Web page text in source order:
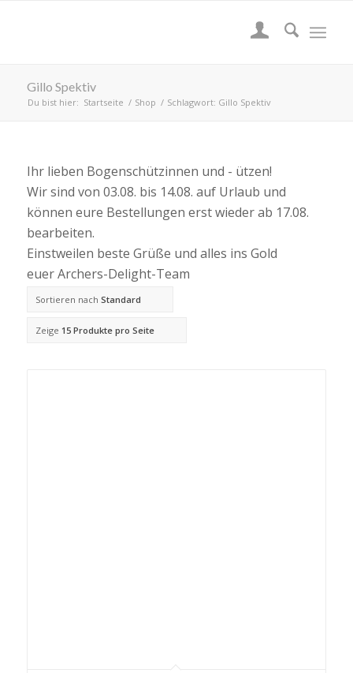
Gillo Spektiv
Du bist hier: Startseite / Shop / Schlagwort: Gillo Spektiv
Ihr lieben Bogenschützinnen und - ützen!
Wir sind von 03.08. bis 14.08. auf Urlaub und
können eure Bestellungen erst wieder ab 17.08.
bearbeiten.
Einstweilen beste Grüße und alles ins Gold
euer Archers-Delight-Team
Sortieren nach Standard
Zeige 15 Produkte pro Seite